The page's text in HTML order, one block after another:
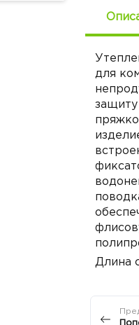
для
защиту
Длина